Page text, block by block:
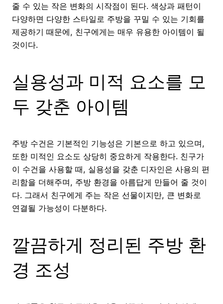
줄 수 있는 작은 변화의 시작점이 된다. 색상과 패턴이
다양하면 다양한 스타일로 주방을 꾸밀 수 있는 기회를
제공하기 때문에, 친구에게는 매우 유용한 아이템이 될
것이다.
실용성과 미적 요소를 모
두 갖춘 아이템
주방 수건은 기본적인 기능성은 기본으로 하고 있으며,
또한 미적인 요소도 상당히 중요하게 작용한다. 친구가
이 수건을 사용할 때, 실용성을 갖춘 디자인은 사용의 편
리함을 더해주며, 주방 환경을 아름답게 만들어 줄 것이
다. 그래서 친구에게 주는 작은 선물이지만, 큰 변화로
연결될 가능성이 다분하다.
깔끔하게 정리된 주방 환
경 조성